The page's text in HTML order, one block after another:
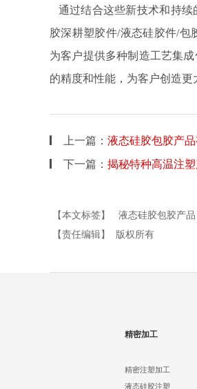
通过结合这些新技术和持续
胶深耕塑胶件/液态硅胶件/包
为客户提供多种制造工艺集
的精度和性能，为客户创造更
上一篇： 液态硅胶包胶产
下一篇： 揭秘特种高温注
【本文标签】
液态硅胶包胶产品
【责任编辑】
版权所有
精密加工
精密注塑加工
液态硅胶注塑